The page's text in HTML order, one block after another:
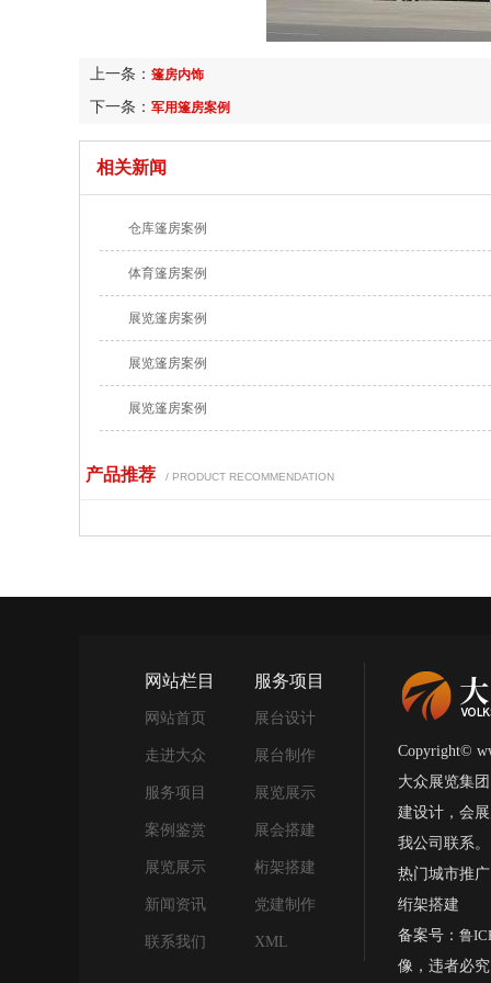
上一条： 篷房内饰
下一条： 军用篷房案例
相关新闻
仓库篷房案例
体育篷房案例
展览篷房案例
展览篷房案例
展览篷房案例
产品推荐 / PRODUCT RECOMMENDATION
网站栏目
网站首页
走进大众
服务项目
案例鉴赏
展览展示
新闻资讯
联系我们
服务项目
展台设计
展台制作
展览展示
展会搭建
桁架搭建
党建制作
XML
Copyright©
大众展览集
建设计，会
我公司联系。
热门城市推
绗架搭建
备案号： 鲁
像，违者必